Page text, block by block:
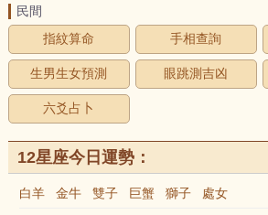
民間
指紋算命
手相查詢
生男生女預測 眼跳測吉凶
六爻占卜
12星座今日運勢：
白羊 金牛 雙子 巨蟹 獅子 處女